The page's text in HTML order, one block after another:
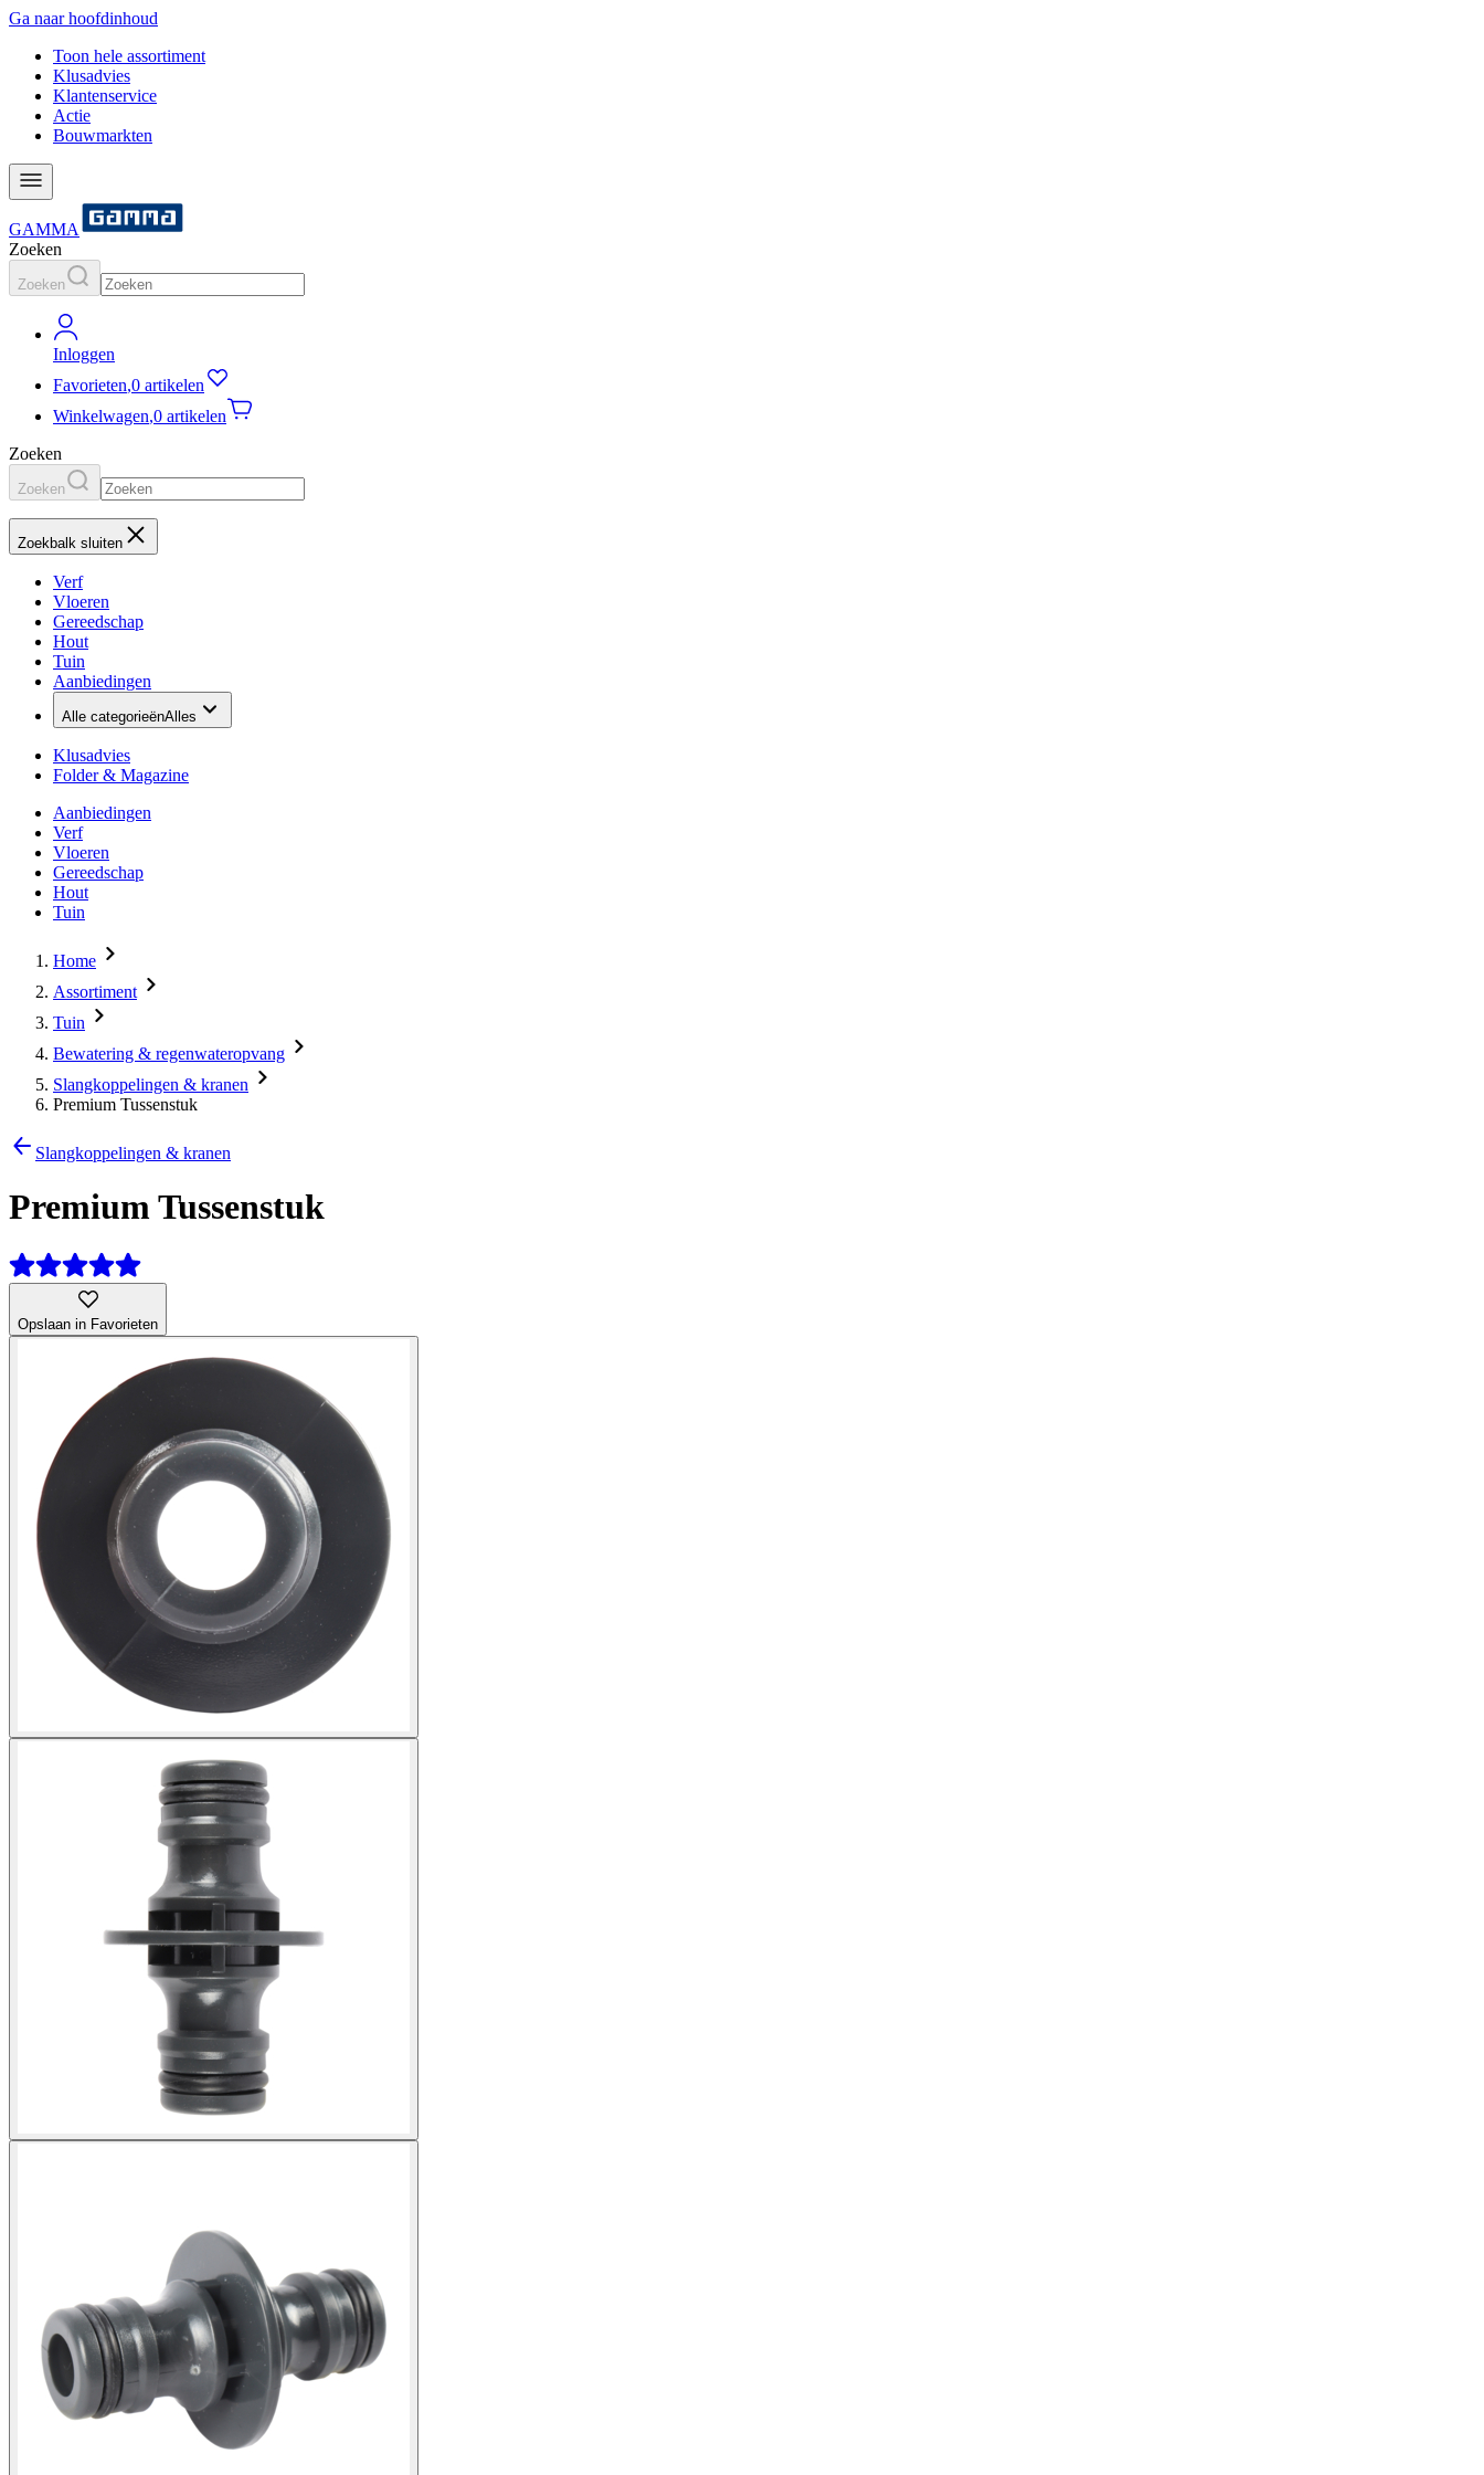
Ga naar hoofdinhoud
Toon hele assortiment
Klusadvies
Klantenservice
Actie
Bouwmarkten
GAMMA
Zoeken
Zoeken
Inloggen
Favorieten,0 artikelen
Winkelwagen,0 artikelen
Zoeken
Zoeken
Zoekbalk sluiten
Verf
Vloeren
Gereedschap
Hout
Tuin
Aanbiedingen
Alle categorieënAlles
Klusadvies
Folder & Magazine
Aanbiedingen
Verf
Vloeren
Gereedschap
Hout
Tuin
Home
Assortiment
Tuin
Bewatering & regenwateropvang
Slangkoppelingen & kranen
Premium Tussenstuk
Slangkoppelingen & kranen
Premium Tussenstuk
Opslaan in Favorieten